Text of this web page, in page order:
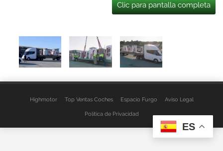
Clic para pantalla completa
Highmotor Top Ventas Coches Espacio Furgo Aviso Legal
Política de Privacidad
ES